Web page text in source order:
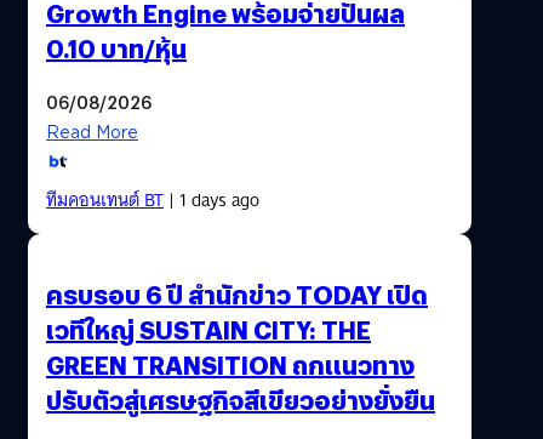
Growth Engine พร้อมจ่ายปันผล
0.10 บาท/หุ้น
06/08/2026
Read More
ทีมคอนเทนต์ BT| 1 days ago
ครบรอบ 6 ปี สำนักข่าว TODAY เปิด
เวทีใหญ่ SUSTAIN CITY: THE
GREEN TRANSITION ถกแนวทาง
ปรับตัวสู่เศรษฐกิจสีเขียวอย่างยั่งยืน